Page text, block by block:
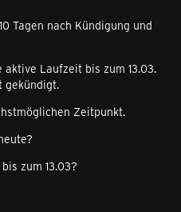
Tagen nach Kündigung und
Laufzeit bis zum 13.03.
gekündigt.
Zeitpunkt.
zum 13.03?